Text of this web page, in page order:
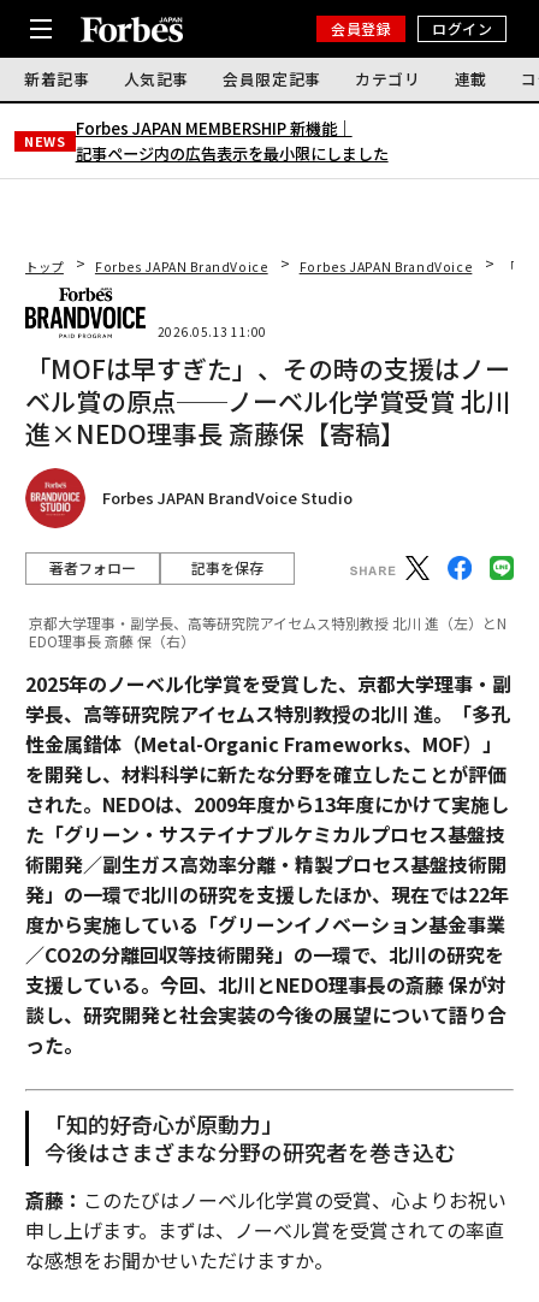
会員登録 ログイン
新着記事 人気記事 会員限定記事 カテゴリ 連載
NEWS
Forbes JAPAN MEMBERSHIP 新機能｜
記事ページ内の広告表示を最小限にしました
トップ Forbes JAPAN BrandVoice Forbes JAPAN BrandVoice 「
2026.05.13 11:00
「MOFは早すぎた」、その時の支援はノー
ベル賞の原点──ノーベル化学賞受賞 北川
進×NEDO理事長 斎藤保【寄稿】
Forbes JAPAN BrandVoice Studio
著者フォロー 記事を保存
京都大学理事・副学長、高等研究院アイセムス特別教授 北川 進（左）とN
EDO理事長 斎藤 保（右）
2025年のノーベル化学賞を受賞した、京都大学理事・副
学長、高等研究院アイセムス特別教授の北川 進。「多孔
性金属錯体（Metal-Organic Frameworks、MOF）」
を開発し、材料科学に新たな分野を確立したことが評価
された。NEDOは、2009年度から13年度にかけて実施し
た「グリーン・サステイナブルケミカルプロセス基盤技
術開発／副生ガス高効率分離・精製プロセス基盤技術開
発」の一環で北川の研究を支援したほか、現在では22年
度から実施している「グリーンイノベーション基金事業
／CO2の分離回収等技術開発」の一環で、北川の研究を
支援している。今回、北川とNEDO理事長の斎藤 保が対
談し、研究開発と社会実装の今後の展望について語り合
った。
「知的好奇心が原動力」
今後はさまざまな分野の研究者を巻き込む
斎藤： このたびはノーベル化学賞の受賞、心よりお祝い
申し上げます。まずは、ノーベル賞を受賞されての率直
な感想をお聞かせいただけますか。